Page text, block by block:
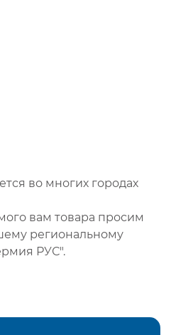
во многих городах
вам товара просим
региональному
РУС".